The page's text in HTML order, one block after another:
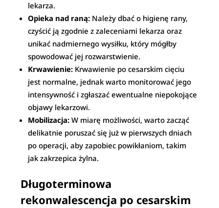
lekarza.
Opieka nad raną: Należy dbać o higienę rany,
czyścić ją zgodnie z zaleceniami lekarza oraz
unikać nadmiernego wysiłku, który mógłby
spowodować jej rozwarstwienie.
Krwawienie: Krwawienie po cesarskim cięciu
jest normalne, jednak warto monitorować jego
intensywność i zgłaszać ewentualne niepokojące
objawy lekarzowi.
Mobilizacja: W miarę możliwości, warto zacząć
delikatnie poruszać się już w pierwszych dniach
po operacji, aby zapobiec powikłaniom, takim
jak zakrzepica żylna.
Długoterminowa
rekonwalescencja po cesarskim